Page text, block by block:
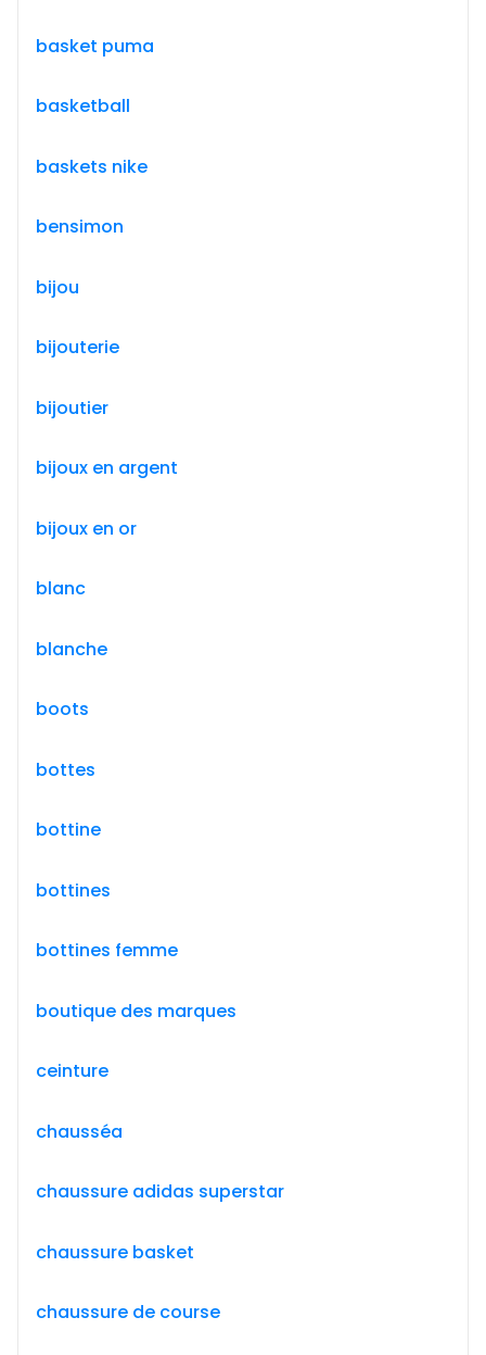
basket puma
basketball
baskets nike
bensimon
bijou
bijouterie
bijoutier
bijoux en argent
bijoux en or
blanc
blanche
boots
bottes
bottine
bottines
bottines femme
boutique des marques
ceinture
chausséa
chaussure adidas superstar
chaussure basket
chaussure de course